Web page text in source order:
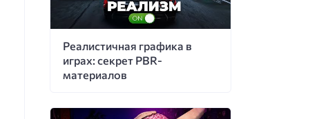
Реалистичная графика в
играх: секрет PBR-
материалов